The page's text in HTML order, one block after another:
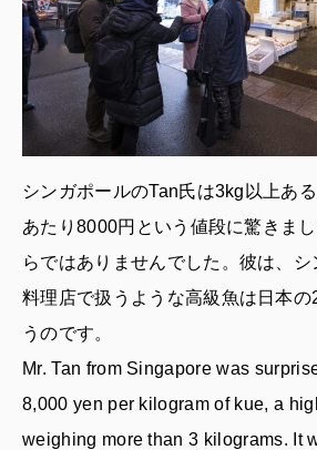
シンガポールのTan氏は3kg以上あ
あたり8000円という値段に驚きま
らではありませんでした。彼は、
料理店で扱うような高級魚は日本
うのです。
Mr. Tan from Singapore was
8,000 yen per kilogram of kue, a
weighing more than 3 kilograms. It